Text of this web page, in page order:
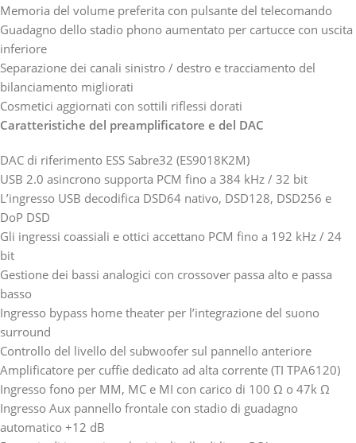
Memoria del volume preferita con pulsante del telecomando
Guadagno dello stadio phono aumentato per cartucce con uscita
inferiore
Separazione dei canali sinistro / destro e tracciamento del
bilanciamento migliorati
Cosmetici aggiornati con sottili riflessi dorati
Caratteristiche del preamplificatore e del DAC
DAC di riferimento ESS Sabre32 (ES9018K2M)
USB 2.0 asincrono supporta PCM fino a 384 kHz / 32 bit
L’ingresso USB decodifica DSD64 nativo, DSD128, DSD256 e
DoP DSD
Gli ingressi coassiali e ottici accettano PCM fino a 192 kHz / 24
bit
Gestione dei bassi analogici con crossover passa alto e passa
basso
Ingresso bypass home theater per l’integrazione del suono
surround
Controllo del livello del subwoofer sul pannello anteriore
Amplificatore per cuffie dedicato ad alta corrente (TI TPA6120)
Ingresso fono per MM, MC e MI con carico di 100 Ω o 47k Ω
Ingresso Aux pannello frontale con stadio di guadagno
automatico +12 dB